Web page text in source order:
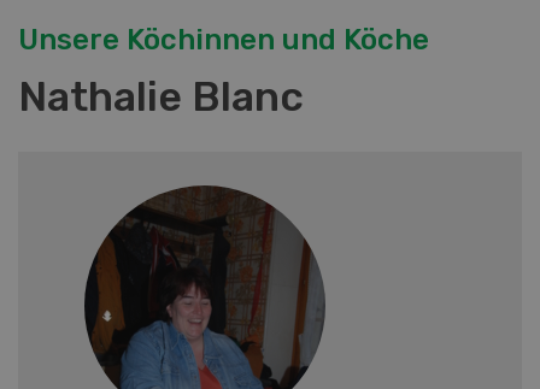
Unsere Köchinnen und Köche
Nathalie Blanc